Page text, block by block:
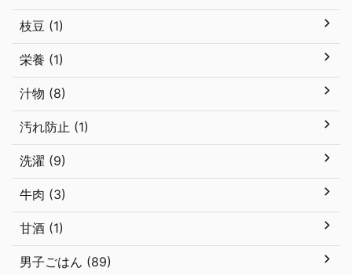
枝豆 (1)
栄養 (1)
汁物 (8)
汚れ防止 (1)
洗濯 (9)
牛肉 (3)
甘酒 (1)
男子ごはん (89)